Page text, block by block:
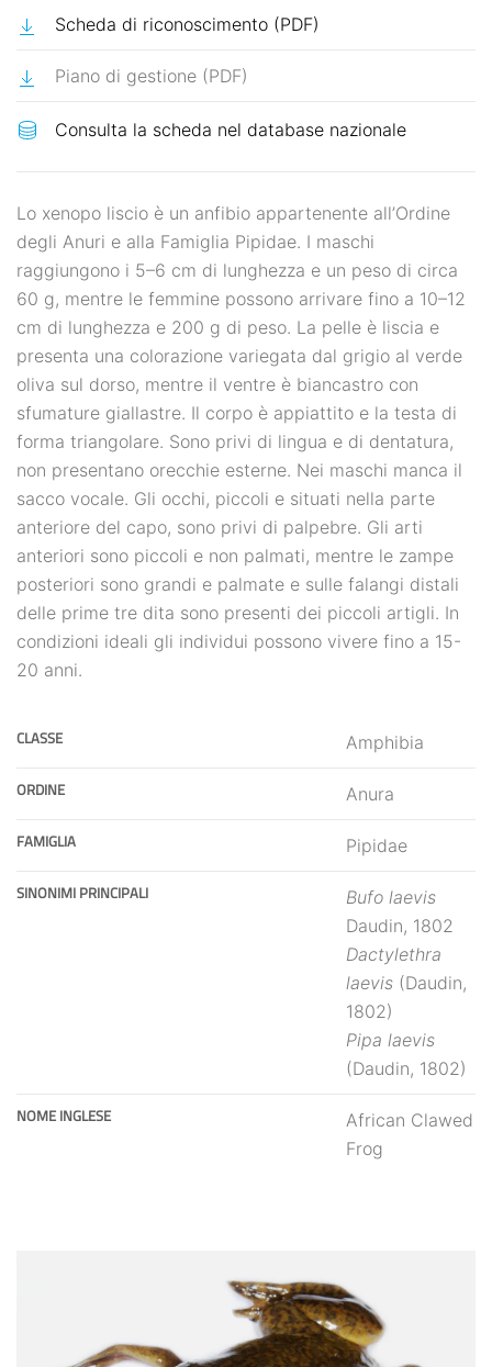
Scheda di riconoscimento (PDF)
Piano di gestione (PDF)
Lo xenopo liscio è un anfibio appartenente all’Ordine
degli Anuri e alla Famiglia Pipidae. I maschi
raggiungono i 5–6 cm di lunghezza e un peso di circa
60 g, mentre le femmine possono arrivare fino a 10–12
cm di lunghezza e 200 g di peso. La pelle è liscia e
presenta una colorazione variegata dal grigio al verde
oliva sul dorso, mentre il ventre è biancastro con
sfumature giallastre. Il corpo è appiattito e la testa di
forma triangolare. Sono privi di lingua e di dentatura,
non presentano orecchie esterne. Nei maschi manca il
sacco vocale. Gli occhi, piccoli e situati nella parte
anteriore del capo, sono privi di palpebre. Gli arti
anteriori sono piccoli e non palmati, mentre le zampe
posteriori sono grandi e palmate e sulle falangi distali
delle prime tre dita sono presenti dei piccoli artigli. In
condizioni ideali gli individui possono vivere fino a 15-
20 anni.
CLASSE Amphibia
ORDINE Anura
FAMIGLIA Pipidae
SINONIMI PRINCIPALI
Bufo laevis
Daudin, 1802
Dactylethra
laevis (Daudin,
1802)
Pipa laevis
(Daudin, 1802)
NOME INGLESE
African Clawed
Frog